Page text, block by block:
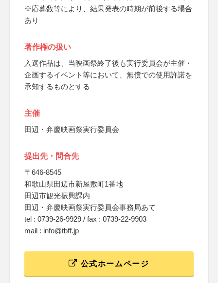
※応募数等により、結果発表の時期が前後する場合
あり
著作権の扱い
入選作品は、当映画祭終了後も実行委員会が主催・
企画するイベント等において、無償での使用許諾を
承知するものとする
主催
田辺・弁慶映画祭実行委員会
提出先・問合先
〒646-8545
和歌山県田辺市新屋敷町1番地
田辺市観光振興課内
田辺・弁慶映画祭実行委員会事務局あて
tel : 0739-26-9929 / fax : 0739-22-9903
mail : info@tbff.jp
公式ホームページ